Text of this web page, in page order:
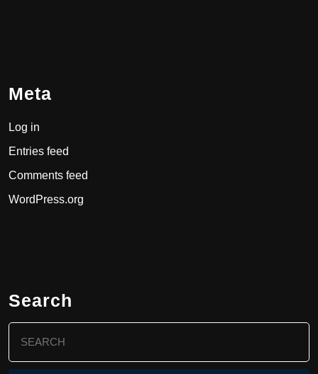
Meta
Log in
Entries feed
Comments feed
WordPress.org
Search
for: